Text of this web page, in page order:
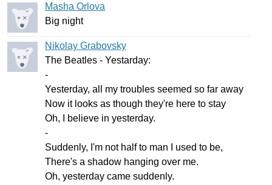
Masha Orlova
Big night
Nikolay Grabovsky
The Beatles - Yestarday:
-
Yesterday, all my troubles seemed so far away
Now it looks as though they're here to stay
Oh, believe in yesterday.
-
Suddenly, I'm not half to man used to be,
There's a shadow hanging over me.
Oh, yesterday came suddenly.